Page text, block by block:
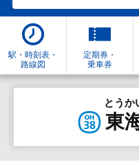
駅・時刻表・
路線図
定期券・
乗車券
とうか
東